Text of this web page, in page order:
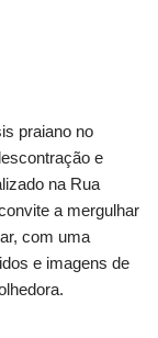
praiano no
e
na Rua
a mergulhar
com uma
e imagens de